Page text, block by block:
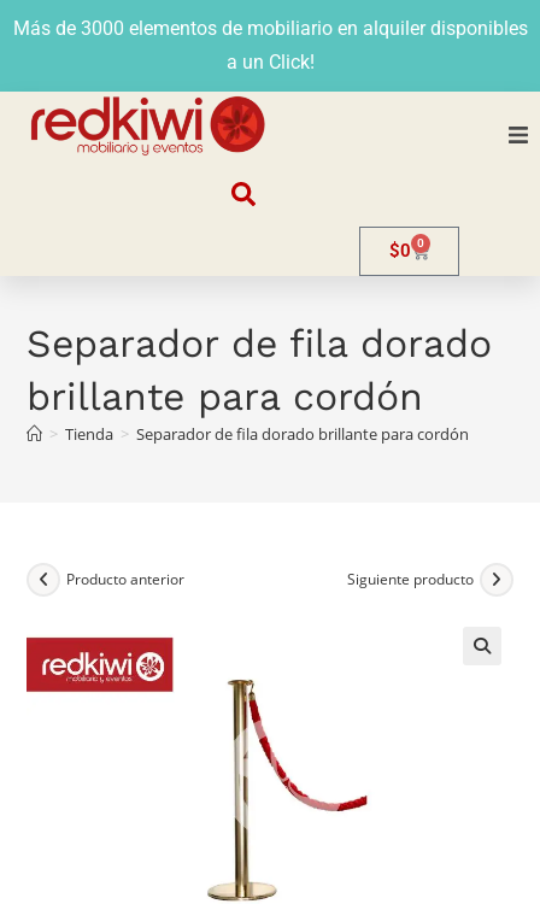
Más de 3000 elementos de mobiliario en alquiler disponibles
a un Click!
Venta
$0 0
Separador de fila dorado
brillante para cordón
> Tienda > Separador de fila dorado brillante para cordón
Producto anterior Siguiente producto